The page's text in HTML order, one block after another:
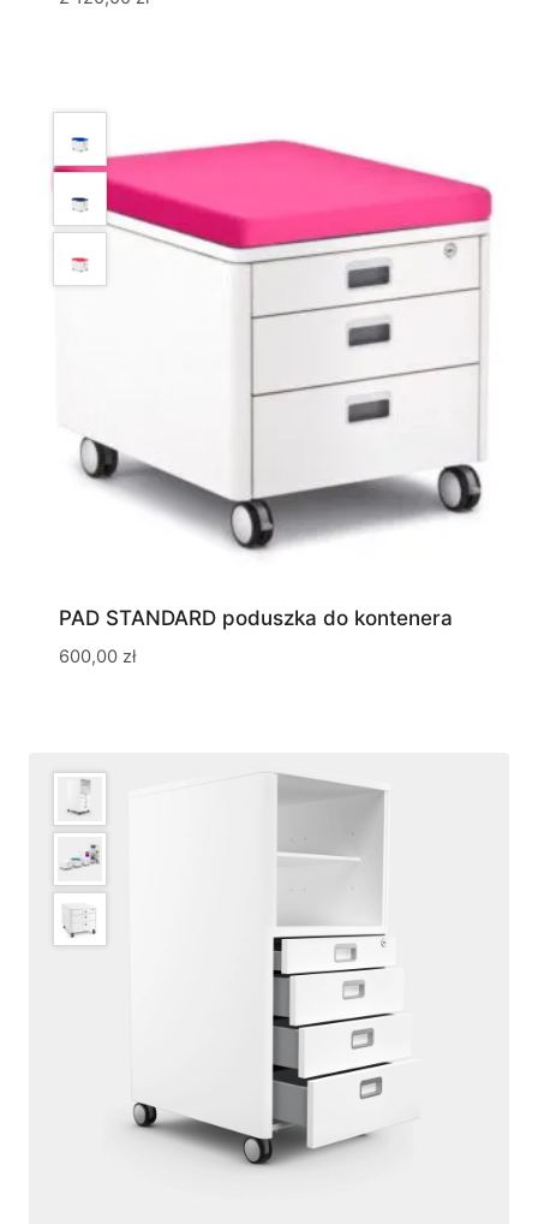
PAD STANDARD poduszka do kontenera
600,00 zł